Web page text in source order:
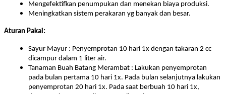
Mengefektifkan penumpukan dan menekan biaya produksi.
Meningkatkan sistem perakaran yg banyak dan besar.
Aturan Pakai:
Sayur Mayur : Penyemprotan 10 hari 1x dengan takaran 2 cc
dicampur dalam 1 liter air.
Tanaman Buah Batang Merambat : Lakukan penyemprotan
pada bulan pertama 10 hari 1x. Pada bulan selanjutnya lakukan
penyemprotan 20 hari 1x. Pada saat berbuah 10 hari 1x,